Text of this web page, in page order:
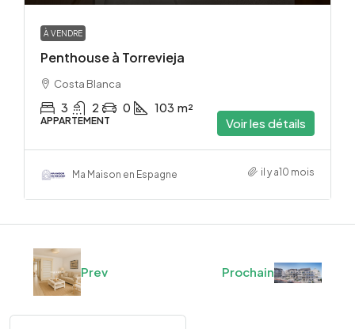
À VENDRE
Penthouse à Torrevieja
Costa Blanca
3 2 0 103 m²
APPARTEMENT Voir les détails
Ma Maison en Espagne il y a10 mois
Prev Prochain